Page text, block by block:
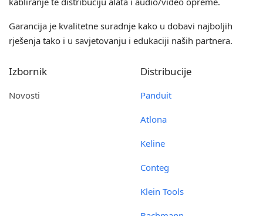
Garancija je kvalitetne suradnje kako u dobavi najboljih
rješenja tako i u savjetovanju i edukaciji naših partnera.
Izbornik
Novosti
Distribucije
Panduit
Atlona
Keline
Conteg
Klein Tools